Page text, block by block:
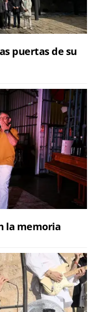
puertas de su
la memoria